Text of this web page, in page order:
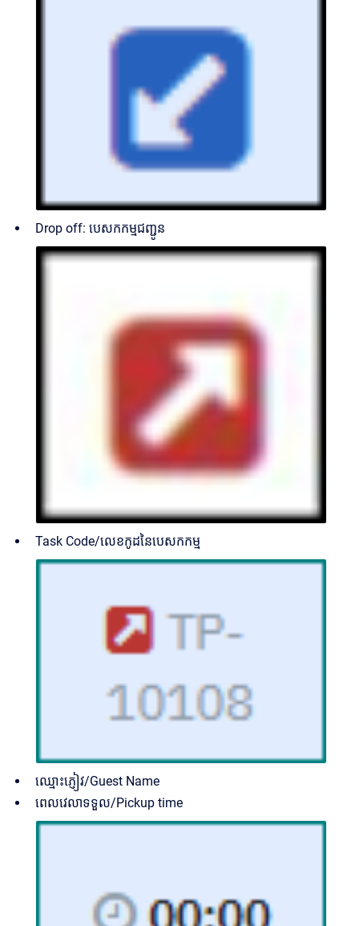
Drop off: បេសកកម្មជញ្ជូន
Task Code/លេខកូដនៃបេសកកម្ម
ឈ្មោះភ្ញៀវ/Guest Name
ពេលវេលាទទួល/Pickup time